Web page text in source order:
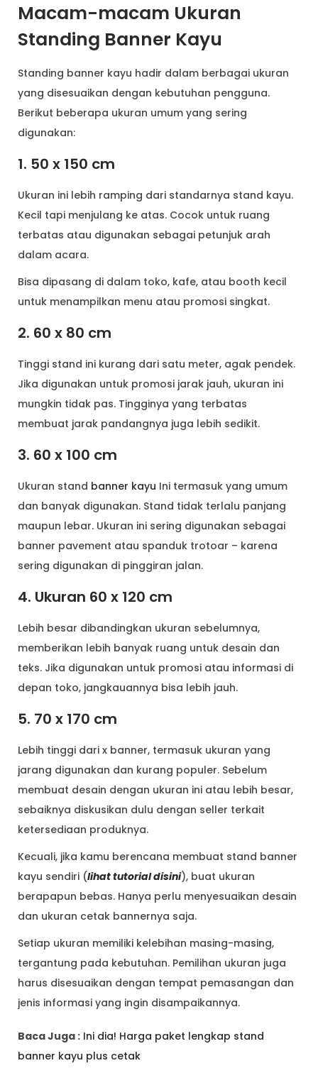
Macam-macam Ukuran
Standing Banner Kayu
Standing banner kayu hadir dalam berbagai ukuran
yang disesuaikan dengan kebutuhan pengguna.
Berikut beberapa ukuran umum yang sering
digunakan:
1. 50 x 150 cm
Ukuran ini lebih ramping dari standarnya stand kayu.
Kecil tapi menjulang ke atas. Cocok untuk ruang
terbatas atau digunakan sebagai petunjuk arah
dalam acara.
Bisa dipasang di dalam toko, kafe, atau booth kecil
untuk menampilkan menu atau promosi singkat.
2. 60 x 80 cm
Tinggi stand ini kurang dari satu meter, agak pendek.
Jika digunakan untuk promosi jarak jauh, ukuran ini
mungkin tidak pas. Tingginya yang terbatas
membuat jarak pandangnya juga lebih sedikit.
3. 60 x 100 cm
Ukuran stand banner kayu Ini termasuk yang umum
dan banyak digunakan. Stand tidak terlalu panjang
maupun lebar. Ukuran ini sering digunakan sebagai
banner pavement atau spanduk trotoar – karena
sering digunakan di pinggiran jalan.
4. Ukuran 60 x 120 cm
Lebih besar dibandingkan ukuran sebelumnya,
memberikan lebih banyak ruang untuk desain dan
teks. Jika digunakan untuk promosi atau informasi di
depan toko, jangkauannya bisa lebih jauh.
5. 70 x 170 cm
Lebih tinggi dari x banner, termasuk ukuran yang
jarang digunakan dan kurang populer. Sebelum
membuat desain dengan ukuran ini atau lebih besar,
sebaiknya diskusikan dulu dengan seller terkait
ketersediaan produknya.
Kecuali, jika kamu berencana membuat stand banner
kayu sendiri (lihat tutorial disini), buat ukuran
berapapun bebas. Hanya perlu menyesuaikan desain
dan ukuran cetak bannernya saja.
Setiap ukuran memiliki kelebihan masing-masing,
tergantung pada kebutuhan. Pemilihan ukuran juga
harus disesuaikan dengan tempat pemasangan dan
jenis informasi yang ingin disampaikannya.
Baca Juga : Ini dia! Harga paket lengkap stand
banner kayu plus cetak